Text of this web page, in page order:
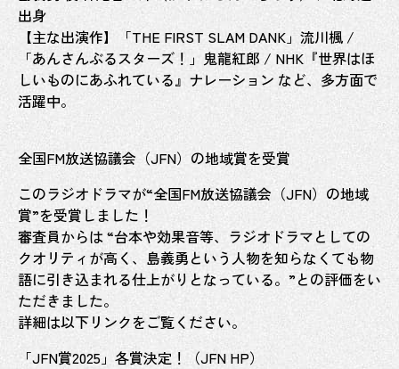
出身
【主な出演作】「THE FIRST SLAM DANK」流川楓 /
「あんさんぶるスターズ！」鬼龍紅郎 / NHK『世界はほ
しいものにあふれている』ナレーション など、多方面で
活躍中。
全国FM放送協議会（JFN）の地域賞を受賞
このラジオドラマが“全国FM放送協議会（JFN）の地域
賞”を受賞しました！
審査員からは “台本や効果音等、ラジオドラマとしての
クオリティが高く、島義勇という人物を知らなくても物
語に引き込まれる仕上がりとなっている。”との評価をい
ただきました。
詳細は以下リンクをご覧ください。
「JFN賞2025」各賞決定！（JFN HP）